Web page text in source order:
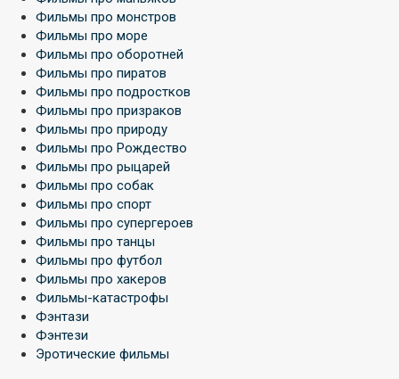
Фильмы про монстров
Фильмы про море
Фильмы про оборотней
Фильмы про пиратов
Фильмы про подростков
Фильмы про призраков
Фильмы про природу
Фильмы про Рождество
Фильмы про рыцарей
Фильмы про собак
Фильмы про спорт
Фильмы про супергероев
Фильмы про танцы
Фильмы про футбол
Фильмы про хакеров
Фильмы-катастрофы
Фэнтази
Фэнтези
Эротические фильмы